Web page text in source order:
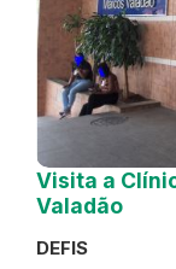
Visita a
Valadão
DEFIS